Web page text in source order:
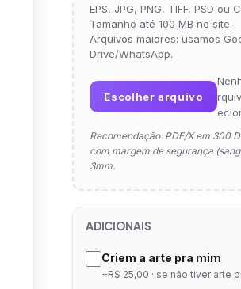
EPS, JPG, PNG, TIFF, PSD ou
Tamanho até 100 MB no site.
Arquivos maiores: usamos
Drive/WhatsApp.
Escolher arquivo
Recomendação: PDF/X em 300
com margem de segurança
3mm.
ADICIONAIS
Criem a arte pra mim
+R$ 25,00 · se não tiver arte